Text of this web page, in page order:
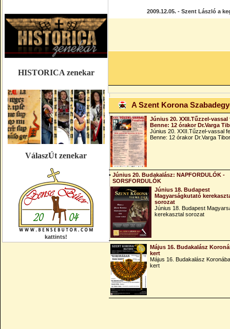
HISTORICA zenekar
VálaszÚt zenekar
kattints!
2009.12.05. - Szent László a
A Szent Korona
Június 20. XXII.Tűzzel-
Benne: 12 órakor Dr.Varga
Június 20. XXII.Tűzzel-vassal
Benne: 12 órakor Dr.Varga Tibor
• Június 20. Budakalász: NAPFORDULÓK -
SORSFORDULÓK
Június 18. Budapest
Magyarságkutató
sorozat
Június 18. Budapest
kerekasztal sorozat
Május 16. Budakalász
kert
Május 16. Budakalász
kert